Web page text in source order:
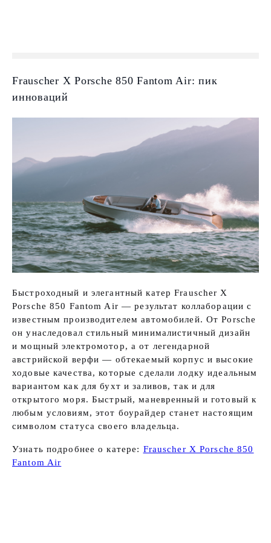
Frauscher X Porsche 850 Fantom Air: пик
инноваций
Быстроходный и элегантный катер Frauscher X
Porsche 850 Fantom Air — результат коллаборации с
известным производителем автомобилей. От Porsche
он унаследовал стильный минималистичный дизайн
и мощный электромотор, а от легендарной
австрийской верфи — обтекаемый корпус и высокие
ходовые качества, которые сделали лодку идеальным
вариантом как для бухт и заливов, так и для
открытого моря. Быстрый, маневренный и готовый к
любым условиям, этот боурайдер станет настоящим
символом статуса своего владельца.
Узнать подробнее о катере: Frauscher X Porsche 850
Fantom Air